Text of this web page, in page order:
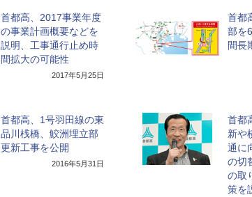
首都高、2017事業年度
の事業計画概要などを
説明、工事通行止め時
間拡大の可能性
2017年5月25日
首都
部を
間長
首都高、1号羽田線の東
品川桟橋、鮫洲埋立部
更新工事を公開
2016年5月31日
首都
新や
通に
の切
の取
策を